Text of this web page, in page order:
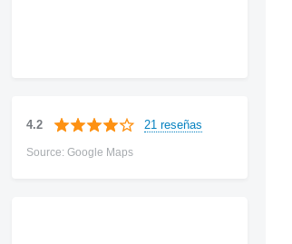
4.2 21 reseñas
Source: Google Maps